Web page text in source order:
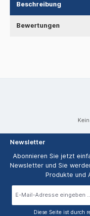
Beschreibung
Bewertungen
Newsletter
Abonnieren Sie jetzt
Newsletter und Sie
Produkte und
Diese Seite ist durch